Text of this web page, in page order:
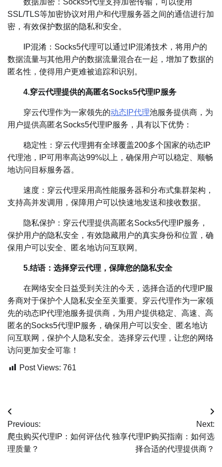
数据加密：Socks5代理支持加密传输，可以使用
SSL/TLS等加密协议对用户和代理服务器之间的通信进行加
密，有效保护数据的隐私和安全。
IP混淆：Socks5代理可以通过IP混淆技术，将用户的
数据流量与其他用户的数据流量混合在一起，增加了数据的
匿名性，使得用户更难被追踪和识别。
4.穿云代理提供的高匿名Socks5代理IP服务
穿云代理作为一家领先的动态IP代理池服务提供商，为
用户提供高匿名Socks5代理IP服务，具有以下优势：
稳定性：穿云代理拥有全球覆盖200多个国家的动态IP
代理池，IP可用率高达99%以上，确保用户可以稳定、顺畅
地访问目标服务器。
速度：穿云代理采用高性能服务器和分布式集群架构，
支持高并发调用，保障用户可以快速地发送和接收数据。
隐私保护：穿云代理提供高匿名Socks5代理IP服务，
保护用户的隐私安全，有效隐藏用户的真实身份和位置，确
保用户可以安全、匿名地访问互联网。
5.结语：选择穿云代理，保障您的隐私安全
在网络安全日益受到关注的今天，选择合适的代理IP服
务商对于保护个人隐私安全至关重要。穿云代理作为一家领
先的动态IP代理池服务提供商，为用户提供稳定、高速、高
匿名的Socks5代理IP服务，确保用户可以安全、匿名地访
问互联网，保护个人隐私安全。选择穿云代理，让您的网络
访问更加安全可靠！
Post Views: 761
文
章
导
Previous:
爬虫购买代理IP：如何评估代
理质量？
Next:
独享代理IP购买指南：如何选
择合适的代理提供商？